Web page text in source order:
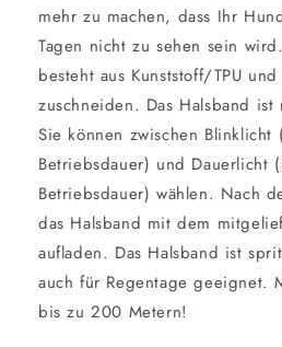
mehr zu machen, dass Ihr
Tagen nicht zu sehen sein
besteht aus Kunststoff/TPU
zuschneiden. Das Halsband
Sie können zwischen Blinklicht
Betriebsdauer) und Dauerlicht
Betriebsdauer) wählen. Nach
das Halsband mit dem
aufladen. Das Halsband ist
auch für Regentage geeignet.
bis zu 200 Metern!